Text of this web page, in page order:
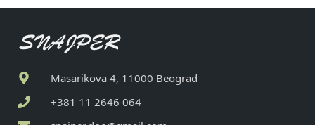
Masarikova 4, 11000 Beograd
+381 11 2646 064